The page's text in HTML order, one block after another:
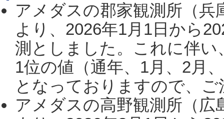
アメダスの郡家観測所（
より、2026年1月1日から
測としました。これに伴い
1位の値（通年、1月、2月
となっておりますので、
アメダスの高野観測所（